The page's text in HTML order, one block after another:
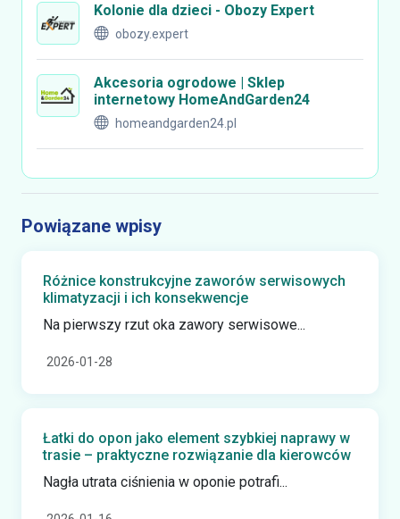
Kolonie dla dzieci - Obozy Expert
obozy.expert
Akcesoria ogrodowe | Sklep
internetowy HomeAndGarden24
homeandgarden24.pl
Powiązane wpisy
Różnice konstrukcyjne zaworów serwisowych
klimatyzacji i ich konsekwencje
Na pierwszy rzut oka zawory serwisowe...
2026-01-28
Łatki do opon jako element szybkiej naprawy w
trasie – praktyczne rozwiązanie dla kierowców
Nagła utrata ciśnienia w oponie potrafi...